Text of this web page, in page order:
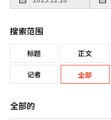
搜索范围
标题 正文
记者 全部
全部的